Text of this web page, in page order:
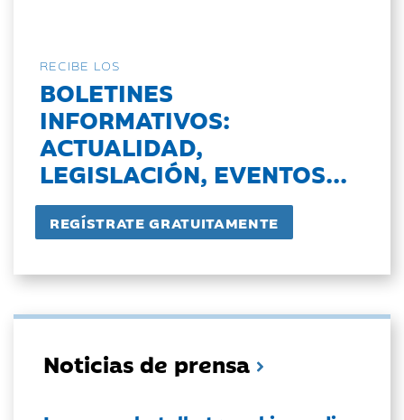
RECIBE LOS
BOLETINES
INFORMATIVOS:
ACTUALIDAD,
LEGISLACIÓN, EVENTOS...
Noticias de prensa